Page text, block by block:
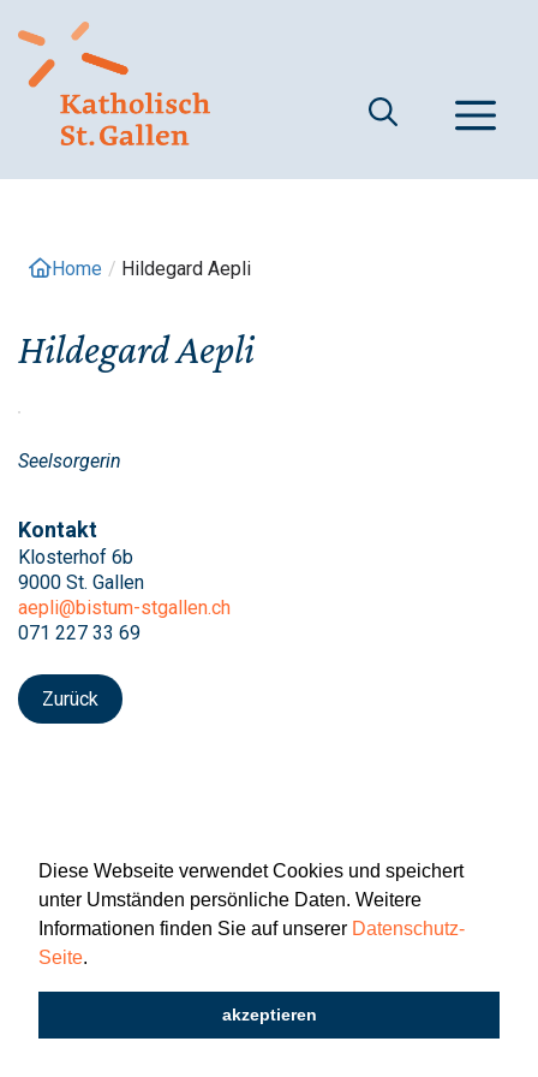
Diese Webseite verwendet Cookies und speichert
unter Umständen persönliche Daten. Weitere
Informationen finden Sie auf unserer Datenschutz-
Seite.
akzeptieren
zum
Inhalt
Home / Hildegard Aepli
Hildegard Aepli
Seelsorgerin
Kontakt
Klosterhof 6b
9000 St. Gallen
aepli@bistum-stgallen.ch
071 227 33 69
Zurück
Newsletter Impressum
Datenschutz
2026 © Katholisch St. Gallen